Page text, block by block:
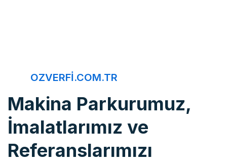
Makina Parkurumuz,
İmalatlarımız ve
Referanslarımızı
Görüntüleyin.